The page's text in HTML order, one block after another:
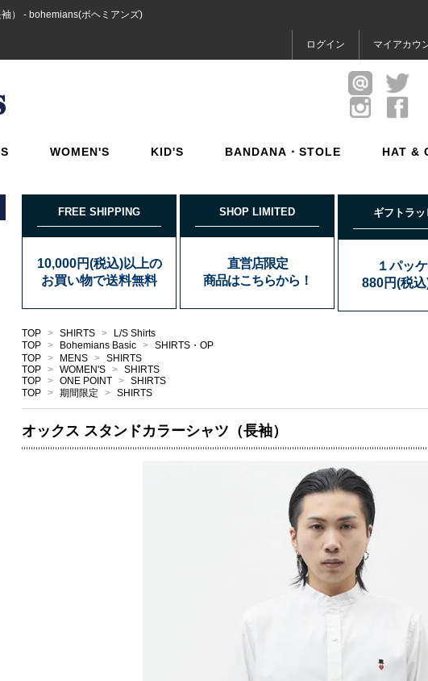
） - bohemians(ボヘミアンズ)
ログイン マイアカウ
WOMEN'S KID'S BANDANA・STOLE HAT &
FREE SHIPPING
10,000円(税込)以上の
お買い物で送料無料
SHOP LIMITED
直営店限定
商品はこちらから！
ギフトラ
１パッ
880円(税込
TOP > SHIRTS >
L/S Shirts
TOP > Bohemians Basic > SHIRTS・OP
TOP > MENS > SHIRTS
TOP > WOMEN'S > SHIRTS
TOP > ONE POINT > SHIRTS
TOP > 期間限定 > SHIRTS
オックス スタンドカラーシャツ（長袖）